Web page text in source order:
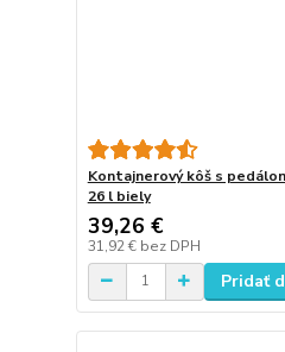
Kontajnerový kôš s
26 l biely
39,26 €
31,92 € bez DPH
Pridať